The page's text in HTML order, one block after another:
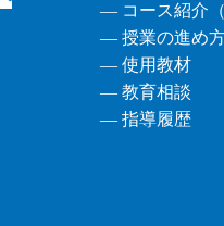
― コース紹介（
― 授業の進め
― 使用教材
― 教育相談
― 指導履歴